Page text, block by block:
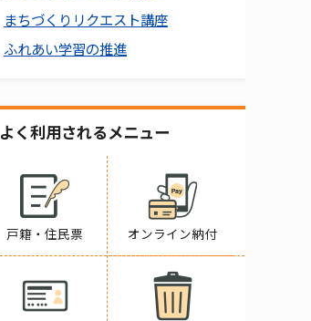
まちづくりリクエスト講座
ふれあい学習の推進
よく利用されるメニュー
戸籍・住民票 オンライン納付